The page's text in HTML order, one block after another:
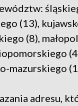
(13),
(8),
mazurskiego
adresu,